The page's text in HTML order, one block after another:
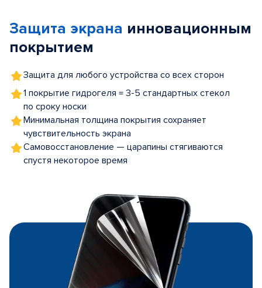
5
Защита экрана инновационным
покрытием
Защита для любого устройства со всех сторон
1 покрытие гидрогеля = 3-5 стандартных стекол
по сроку носки
Минимальная толщина покрытия сохраняет
чувствительность экрана
Самовосстановление — царапины стягиваются
спустя некоторое время